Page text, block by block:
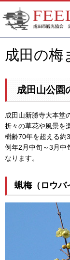
FEEL成田 成田市観
サイト
成田の梅
成田山公園
成田山新勝寺大本堂
折々の草花や風景を
樹齢70年を超える約
例年2月中旬～3月中
なります。
蝋梅（ロウバ